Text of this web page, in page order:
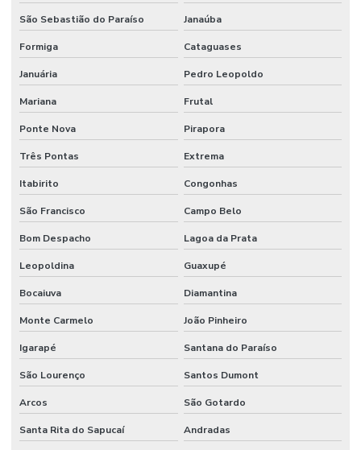
São Sebastião do Paraíso Janaúba
Formiga Cataguases
Januária Pedro Leopoldo
Mariana Frutal
Ponte Nova Pirapora
Três Pontas Extrema
Itabirito Congonhas
São Francisco Campo Belo
Bom Despacho Lagoa da Prata
Leopoldina Guaxupé
Bocaiuva Diamantina
Monte Carmelo João Pinheiro
Igarapé Santana do Paraíso
São Lourenço Santos Dumont
Arcos São Gotardo
Santa Rita do Sapucaí Andradas